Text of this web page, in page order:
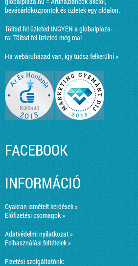
bevásárlóközpontok és üzletek egy oldalon.
Töltsd fel üzleted INGYEN a globalplaza-
ra:Töltsd fel üzleted még ma!
Ha webáruházad van, így tudsz felkerülni »
FACEBOOK
INFORMÁCIÓ
Gyakran ismételt kérdések »
Előfizetési csomagok »
Adatvédelmi nyilatkozat »
Felhasználási feltételek »
Fizetési szolgáltatónk: